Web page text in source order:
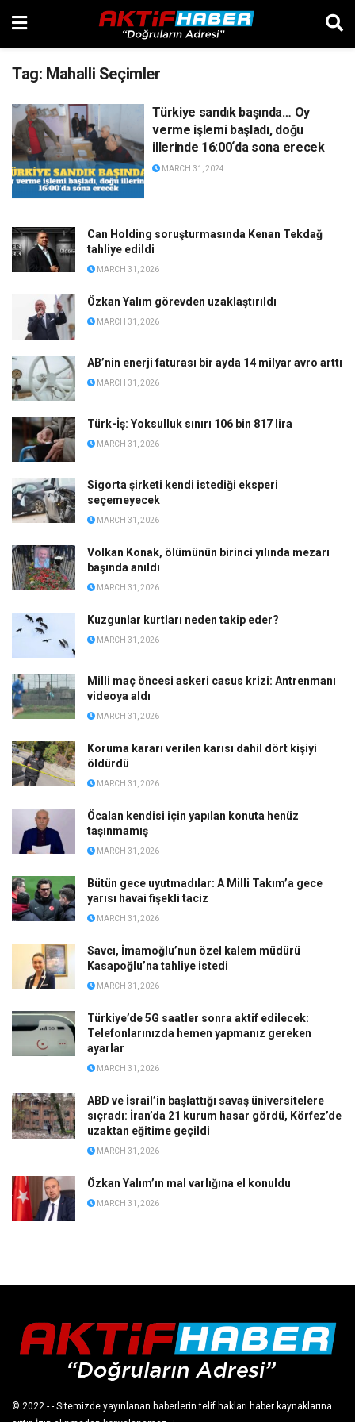
Tag: Mahalli Seçimler
Türkiye sandık başında… Oy
verme işlemi başladı, doğu
illerinde 16:00‘da sona erecek
MARCH 31, 2024
Can Holding soruşturmasında Kenan Tekdağ
tahliye edildi
MARCH 31, 2026
Özkan Yalım görevden uzaklaştırıldı
MARCH 31, 2026
AB’nin enerji faturası bir ayda 14 milyar avro arttı
MARCH 31, 2026
Türk-İş: Yoksulluk sınırı 106 bin 817 lira
MARCH 31, 2026
Sigorta şirketi kendi istediği eksperi
seçemeyecek
MARCH 31, 2026
Volkan Konak, ölümünün birinci yılında mezarı
başında anıldı
MARCH 31, 2026
Kuzgunlar kurtları neden takip eder?
MARCH 31, 2026
Milli maç öncesi askeri casus krizi: Antrenmanı
videoya aldı
MARCH 31, 2026
Koruma kararı verilen karısı dahil dört kişiyi
öldürdü
MARCH 31, 2026
Öcalan kendisi için yapılan konuta henüz
taşınmamış
MARCH 31, 2026
Bütün gece uyutmadılar: A Milli Takım’a gece
yarısı havai fişekli taciz
MARCH 31, 2026
Savcı, İmamoğlu’nun özel kalem müdürü
Kasapoğlu’na tahliye istedi
MARCH 31, 2026
Türkiye’de 5G saatler sonra aktif edilecek:
Telefonlarınızda hemen yapmanız gereken
ayarlar
MARCH 31, 2026
ABD ve İsrail’in başlattığı savaş üniversitelere
sıçradı: İran’da 21 kurum hasar gördü, Körfez’de
uzaktan eğitime geçildi
MARCH 31, 2026
Özkan Yalım’ın mal varlığına el konuldu
MARCH 31, 2026
© 2022 - - Sitemizde yayınlanan haberlerin telif hakları haber kaynaklarına